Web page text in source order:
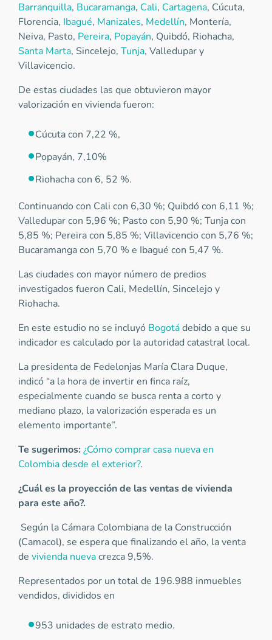
Barranquilla, Bucaramanga, Cali, Cartagena, Cúcuta,
Florencia, Ibagué, Manizales, Medellín, Montería,
Neiva, Pasto, Pereira, Popayán, Quibdó, Riohacha,
Santa Marta, Sincelejo, Tunja, Valledupar y
Villavicencio.
De estas ciudades las que obtuvieron mayor
valorización en vivienda fueron:
Cúcuta con 7,22 %,
Popayán, 7,10%
Riohacha con 6, 52 %.
Continuando con Cali con 6,30 %; Quibdó con 6,11 %;
Valledupar con 5,96 %; Pasto con 5,90 %; Tunja con
5,85 %; Pereira con 5,85 %; Villavicencio con 5,76 %;
Bucaramanga con 5,70 % e Ibagué con 5,47 %.
Las ciudades con mayor número de predios
investigados fueron Cali, Medellín, Sincelejo y
Riohacha.
En este estudio no se incluyó Bogotádebido a que su
indicador es calculado por la autoridad catastral local.
La presidenta de Fedelonjas María Clara Duque,
indicó “a la hora de invertir en finca raíz,
especialmente cuando se busca renta a corto y
mediano plazo, la valorización esperada es un
elemento importante”.
Te sugerimos:¿Cómo comprar casa nueva en
Colombia desde el exterior?.
¿Cuál es la proyección de las ventas de vivienda
para este año?.
Según la Cámara Colombiana de la Construcción
(Camacol), se espera que finalizando el año, la venta
de vivienda nuevacrezca 9,5%.
Representados por un total de 196.988 inmuebles
vendidos, divididos en
953 unidades de estrato medio.